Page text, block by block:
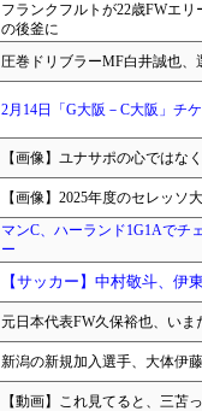
フランクフルトが22歳FWエ
の後釜に
圧巻ドリブラーMF白井誠也、
2月14日「G大阪－C大阪」チ
【画像】ユナサポの心ではな
【画像】2025年度のセレッソ
マンC、ハーランド1G1Aでチ
ー
【サッカー】中村敬斗、伊
元日本代表FW久保裕也、い
新潟の新規加入選手、大体伊
【動画】これ見てると、三苫